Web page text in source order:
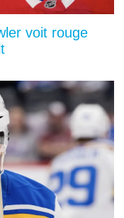
voit rouge